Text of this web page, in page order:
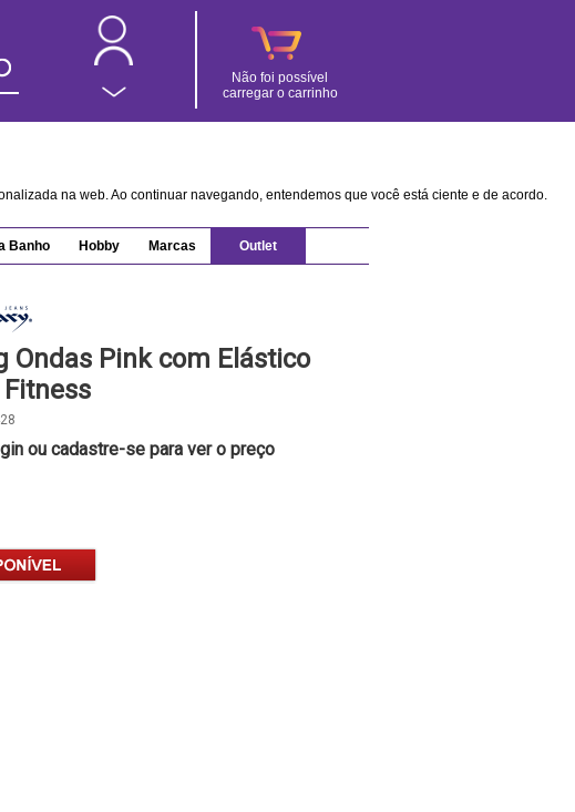
Não foi possível
carregar o carrinho
na web. Ao continuar navegando, entendemos que você está ciente e de acordo.
Banho Hobby Marcas Outlet
Ondas Pink com Elástico
ou cadastre-se para ver o preço